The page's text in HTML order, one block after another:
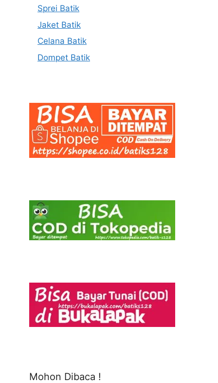
Sprei Batik
Jaket Batik
Celana Batik
Dompet Batik
Mohon Dibaca !